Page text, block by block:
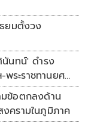
ยมตั้งวง
นันทน์' ดำรง
ระราชทานยศ
ข้อตกลงด้าน
งครามในภูมิภาค